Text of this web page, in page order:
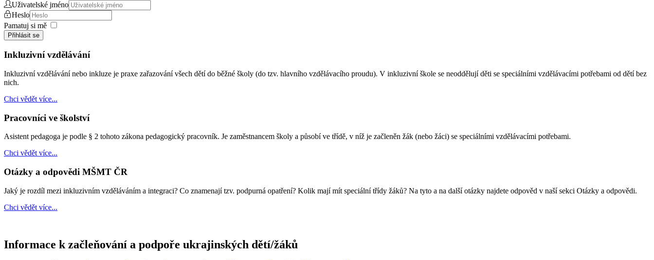
Uživatelské jméno
Heslo
Pamatuj si mě
Přihlásit se
Inkluzivní vzdělávání
Inkluzivní vzdělávání nebo inkluze je praxe zařazování všech dětí do běžné školy (do tzv. hlavního vzdělávacího proudu). V inkluzivní škole se neoddělují děti se speciálními vzdělávacími potřebami od dětí bez
nich.
Chci vědět více...
Pracovníci ve školství
Asistent pedagoga je podle § 2 tohoto zákona pedagogický pracovník. Je zaměstnancem školy a působí ve třídě, v níž je začleněn žák (nebo žáci) se speciálními vzdělávacími potřebami.
Chci vědět více...
Otázky a odpovědi MŠMT ČR
Jaký je rozdíl mezi inkluzivním vzděláváním a integraci? Co znamenají tzv. podpurná opatření? Kolik mají mít speciální třídy žáků? Na tyto a na další otázky najdete odpověd v naší sekci Otázky a odpovědi.
Chci vědět více...
Informace k začleňování a podpoře ukrajinských dětí/žáků